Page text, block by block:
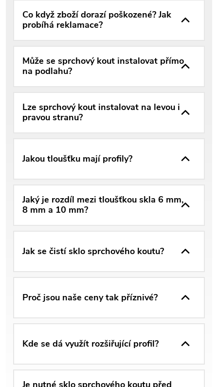
Co když zboží dorazí poškozené? Jak
probíhá reklamace?
Může se sprchový kout instalovat přímo
na podlahu?
Lze sprchový kout instalovat na levou i
pravou stranu?
Jakou tloušťku mají profily?
Jaký je rozdíl mezi tloušťkou skla 6 mm,
8 mm a 10 mm?
Jak se čistí sklo sprchového koutu?
Proč jsou naše ceny tak příznivé?
Kde se dá využít rozšiřující profil?